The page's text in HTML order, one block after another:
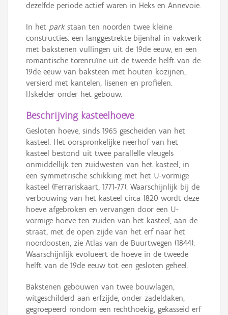
dezelfde periode actief waren in Heks en Annevoie.
In het parkstaan ten noorden twee kleine
constructies: een langgestrekte bijenhal in vakwerk
met bakstenen vullingen uit de 19de eeuw, en een
romantische torenruïne uit de tweede helft van de
19de eeuw van baksteen met houten kozijnen,
versierd met kantelen, lisenen en profielen.
IJskelder onder het gebouw.
Beschrijving kasteelhoeve
Gesloten hoeve, sinds 1965 gescheiden van het
kasteel. Het oorspronkelijke neerhof van het
kasteel bestond uit twee parallelle vleugels
onmiddellijk ten zuidwesten van het kasteel, in
een symmetrische schikking met het U-vormige
kasteel (Ferrariskaart, 1771-77). Waarschijnlijk bij de
verbouwing van het kasteel circa 1820 wordt deze
hoeve afgebroken en vervangen door een U-
vormige hoeve ten zuiden van het kasteel, aan de
straat, met de open zijde van het erf naar het
noordoosten, zie Atlas van de Buurtwegen (1844).
Waarschijnlijk evolueert de hoeve in de tweede
helft van de 19de eeuw tot een gesloten geheel.
Bakstenen gebouwen van twee bouwlagen,
witgeschilderd aan erfzijde, onder zadeldaken,
gegroepeerd rondom een rechthoekig, gekasseid erf